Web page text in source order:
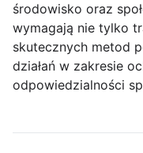
środowisko oraz
wymagają nie tylko
skutecznych metod
działań w zakresie
odpowiedzialności